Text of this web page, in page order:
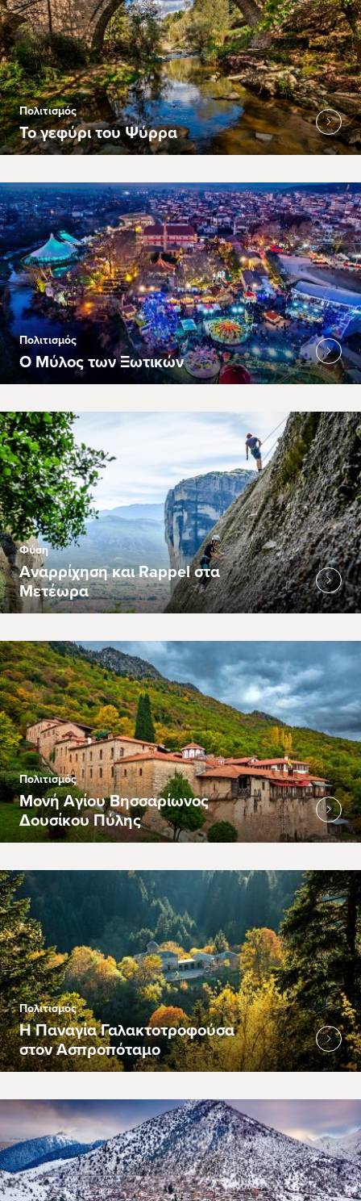
Πολιτισμός
Το γεφύρι του Ψύρρα
Πολιτισμός
Ο Μύλος των Ξωτικών
Φύση
Αναρρίχηση και Rappel στα
Μετέωρα
Πολιτισμός
Μονή Αγίου Βησσαρίωνος
Δουσίκου Πύλης
Πολιτισμός
Η Παναγία Γαλακτοτροφούσα
στον Ασπροπόταμο